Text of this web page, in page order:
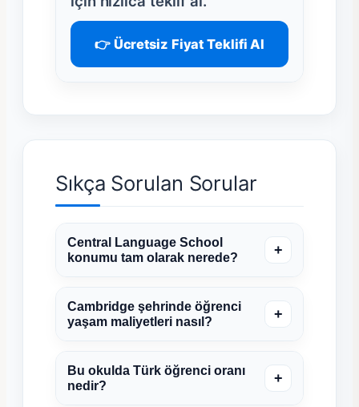
👉 Ücretsiz Fiyat Teklifi Al
Sıkça Sorulan Sorular
Central Language School
konumu tam olarak nerede?
+
Cambridge şehrinde öğrenci
yaşam maliyetleri nasıl?
+
Bu okulda Türk öğrenci oranı
nedir?
+